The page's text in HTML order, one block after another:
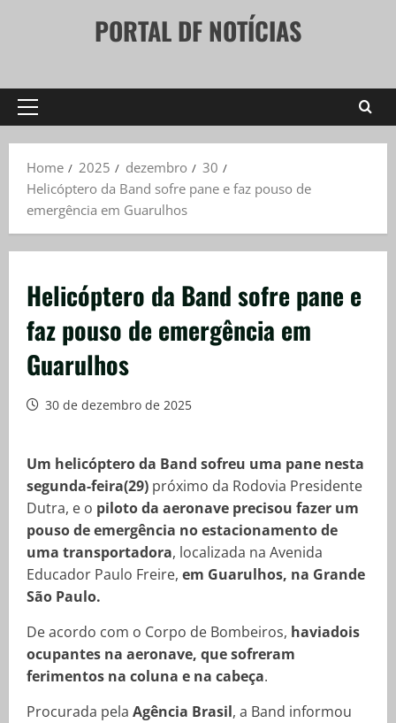
PORTAL DF NOTÍCIAS
Primary
Home
2025 dezembro
30
Helicóptero da Band sofre pane e faz pouso de
emergência em Guarulhos
Helicóptero da Band sofre pane e
faz pouso de emergência em
Guarulhos
30 de dezembro de 2025
Um helicóptero da Band sofreu uma pane nesta
segunda-feira(29) próximo da Rodovia Presidente
Dutra, e o piloto da aeronave precisou fazer um
pouso de emergência no estacionamento de
uma transportadora, localizada na Avenida
Educador Paulo Freire, em Guarulhos, na Grande
São Paulo.
De acordo com o Corpo de Bombeiros, haviadois
ocupantes na aeronave, que sofreram
ferimentos na coluna e na cabeça.
Procurada pela Agência Brasil, a Band informou